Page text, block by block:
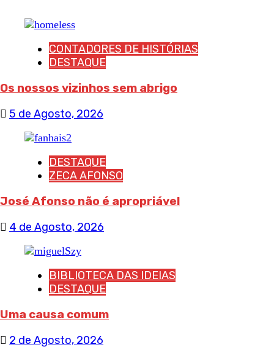
CONTADORES DE HISTÓRIAS
DESTAQUE
Os nossos vizinhos sem abrigo
5 de Agosto, 2026
DESTAQUE
ZECA AFONSO
José Afonso não é apropriável
4 de Agosto, 2026
BIBLIOTECA DAS IDEIAS
DESTAQUE
Uma causa comum
2 de Agosto, 2026